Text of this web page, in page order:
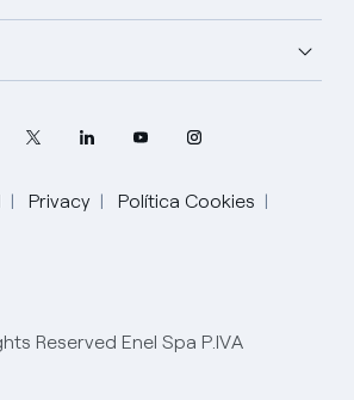
Privacy
Política Cookies
Reserved Enel Spa P.IVA